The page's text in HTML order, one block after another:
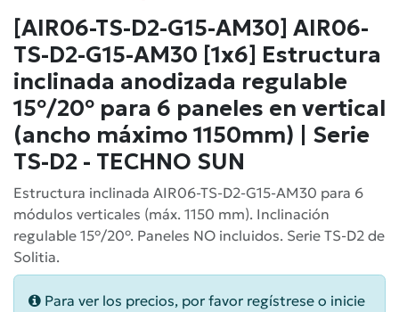
[AIR06-TS-D2-G15-AM30] AIR06-
TS-D2-G15-AM30 [1x6] Estructura
inclinada anodizada regulable
15º/20º para 6 paneles en vertical
(ancho máximo 1150mm) | Serie
TS-D2 - TECHNO SUN
Estructura inclinada AIR06-TS-D2-G15-AM30 para 6
módulos verticales (máx. 1150 mm). Inclinación
regulable 15°/20°. Paneles NO incluidos. Serie TS-D2 de
Solitia.
Para ver los precios, por favor regístrese o inicie